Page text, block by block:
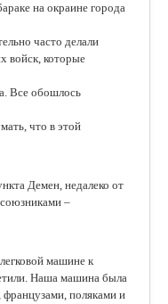
на окраине города
часто делали
войск, которые
Все обошлось
что в этой
Демен, недалеко от
–
машине к
Наша машина была
поляками и